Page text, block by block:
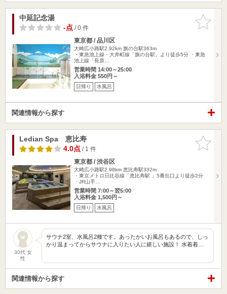
お気に入
りに追加
中延記念湯
-点/ 0 件
東京都 / 品川区
大崎広小路駅2.92km 旗の台駅363m
・東急池上線・大井町線「旗の台駅」より徒歩5分 ・東急
池上線「長原…
営業時間 14:00～25:00
入浴料金 550円～
日帰り 水風呂
関連情報から探す
お気に入
りに追加
Ledian Spa 恵比寿
4.0点/ 1 件
東京都 / 渋谷区
大崎広小路駅2.98km 恵比寿駅332m
・東京メトロ日比谷線「恵比寿駅 」5番出口より徒歩2分
・JR山手…
営業時間 7:00～翌5:00
入浴料金 1,500円～
日帰り 水風呂
30代 女
性
サウナ2室、水風呂2種です。あったかいお風呂もあるので、しっ
かり温まってからサウナに入りたい人に嬉しい施設！ 水着着…
関連情報から探す